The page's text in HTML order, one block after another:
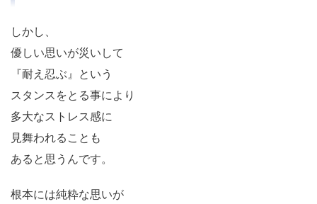
しかし、
優しい思いが災いして
『耐え忍ぶ』という
スタンスをとる事により
多大なストレス感に
見舞われることも
あると思うんです。
根本には純粋な思いが